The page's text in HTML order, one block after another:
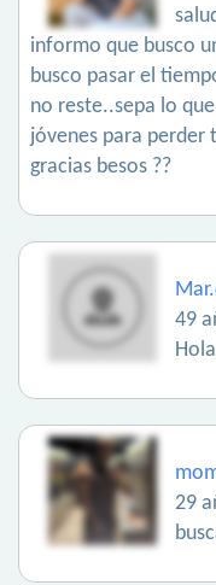
informo que busco
busco pasar el
no reste..sepa lo
jóvenes para
gracias besos ??
49
29